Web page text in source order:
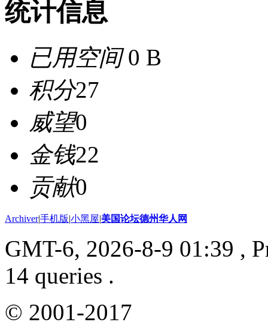
统计信息
已用空间0 B
积分27
威望0
金钱22
贡献0
Archiver|手机版|小黑屋|美国论坛德州华人网
GMT-6, 2026-8-9 01:39 ,
14 queries .
© 2001-2017